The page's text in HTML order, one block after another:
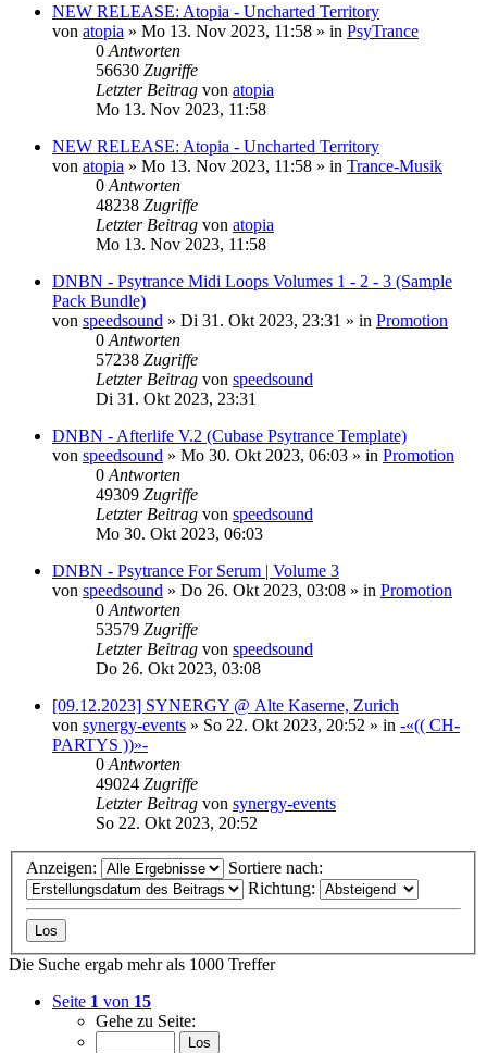
NEW RELEASE: Atopia - Uncharted Territory
von atopia » Mo 13. Nov 2023, 11:58 » in PsyTrance
0 Antworten
56630 Zugriffe
Letzter Beitrag von atopia
Mo 13. Nov 2023, 11:58
NEW RELEASE: Atopia - Uncharted Territory
von atopia » Mo 13. Nov 2023, 11:58 » in Trance-Musik
0 Antworten
48238 Zugriffe
Letzter Beitrag von atopia
Mo 13. Nov 2023, 11:58
DNBN - Psytrance Midi Loops Volumes 1 - 2 - 3 (Sample
Pack Bundle)
von speedsound » Di 31. Okt 2023, 23:31 » in Promotion
0 Antworten
57238 Zugriffe
Letzter Beitrag von speedsound
Di 31. Okt 2023, 23:31
DNBN - Afterlife V.2 (Cubase Psytrance Template)
von speedsound » Mo 30. Okt 2023, 06:03 » in Promotion
0 Antworten
49309 Zugriffe
Letzter Beitrag von speedsound
Mo 30. Okt 2023, 06:03
DNBN - Psytrance For Serum | Volume 3
von speedsound » Do 26. Okt 2023, 03:08 » in Promotion
0 Antworten
53579 Zugriffe
Letzter Beitrag von speedsound
Do 26. Okt 2023, 03:08
[09.12.2023] SYNERGY @ Alte Kaserne, Zurich
von synergy-events » So 22. Okt 2023, 20:52 » in -«(( CH-
PARTYS ))»-
0 Antworten
49024 Zugriffe
Letzter Beitrag von synergy-events
So 22. Okt 2023, 20:52
Anzeigen:
Sortiere nach:
Richtung:
Die Suche ergab mehr als 1000 Treffer
Seite 1 von 15
Gehe zu Seite: